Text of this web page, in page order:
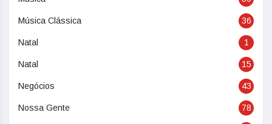
Música Clássica 36
Natal 1
Natal 15
Negócios 43
Nossa Gente 78